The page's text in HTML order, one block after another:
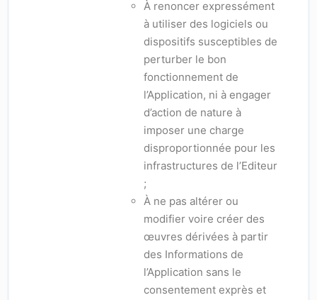
À renoncer expressément
à utiliser des logiciels ou
dispositifs susceptibles de
perturber le bon
fonctionnement de
l’Application, ni à engager
d’action de nature à
imposer une charge
disproportionnée pour les
infrastructures de l’Editeur
;
À ne pas altérer ou
modifier voire créer des
œuvres dérivées à partir
des Informations de
l’Application sans le
consentement exprès et